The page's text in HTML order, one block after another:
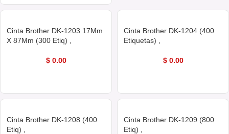
Cinta Brother DK-1203 17Mm
X 87Mm (300 Etiq) ,
$0.00
Cinta Brother DK-1204 (400
Etiquetas) ,
$0.00
Cinta Brother DK-1208 (400
Etiq) ,
Cinta Brother DK-1209 (800
Etiq) ,